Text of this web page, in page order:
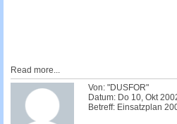
Read more...
Von: "DUSFOR"
Datum: Do 10, Okt
Betreff: Einsatzplan